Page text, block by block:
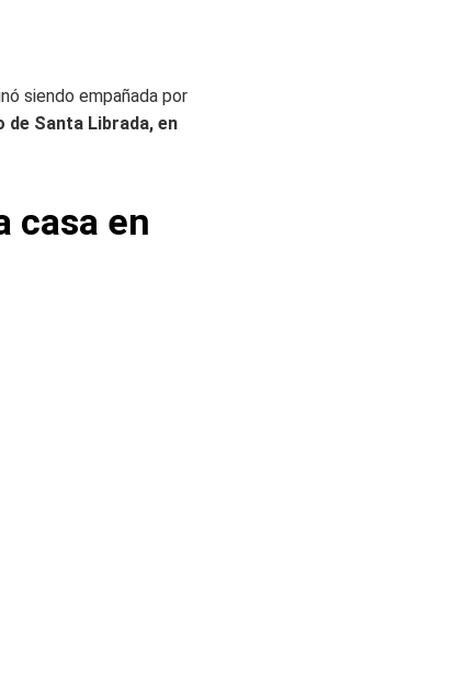
siendo empañada por
Santa Librada, en
casa en